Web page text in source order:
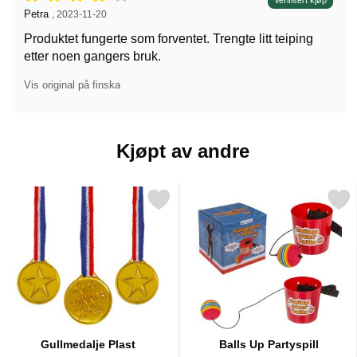
Anmeldelse av:
Petra 2023-11-20
Produktet fungerte som forventet. Trengte litt teiping
etter noen gangers bruk.
Vis original på finska
Kjøpt av andre
Gullmedalje Plast
Merk gullmedalje Plast som favoritt
Balls Up Partyspill
Merk balls Up